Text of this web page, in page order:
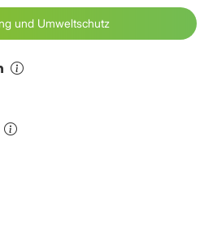
und Umweltschutz